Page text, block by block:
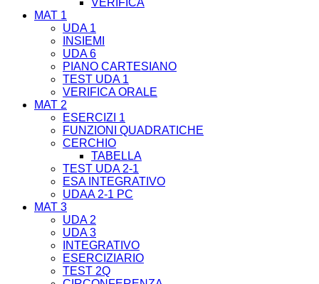
VERIFICA
MAT 1
UDA 1
INSIEMI
UDA 6
PIANO CARTESIANO
TEST UDA 1
VERIFICA ORALE
MAT 2
ESERCIZI 1
FUNZIONI QUADRATICHE
CERCHIO
TABELLA
TEST UDA 2-1
ESA INTEGRATIVO
UDAA 2-1 PC
MAT 3
UDA 2
UDA 3
INTEGRATIVO
ESERCIZIARIO
TEST 2Q